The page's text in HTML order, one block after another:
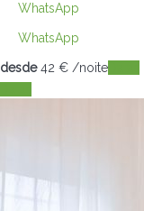
WhatsApp
WhatsApp
desde42 € /noite